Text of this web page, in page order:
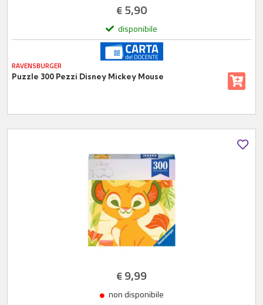
€5,90
disponibile
RAVENSBURGER
Puzzle 300 Pezzi Disney Mickey Mouse
€9,99
non disponibile